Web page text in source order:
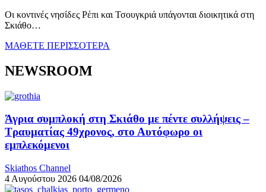
Οι κοντινές νησίδες Ρέπι και Τσουγκριά υπάγονται διοικητικά στη
Σκιάθο…
ΜΑΘΕΤΕ ΠΕΡΙΣΣΟΤΕΡΑ
NEWSROOM
Άγρια συμπλοκή στη Σκιάθο με πέντε συλλήψεις –
Τραυματίας 49χρονος, στο Αυτόφωρο οι
εμπλεκόμενοι
Skiathos Channel
4 Αυγούστου 2026 04/08/2026